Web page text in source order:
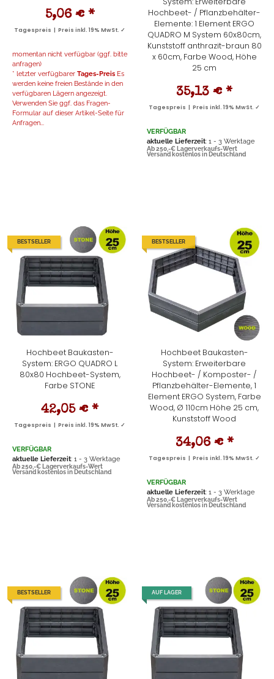
5,06 € *
Tagespreis | Preis inkl. 19% MwSt. ✓
momentan nicht verfügbar (ggf. bitte
anfragen)
* letzter verfügbarer Tages-Preis Es
werden keine freien Bestände in den
verfügbaren Lägern angezeigt.
Verwenden Sie ggf. das Fragen-
Formular auf dieser Artikel-Seite für
Anfragen...
Hochbeet- / Pflanzbehälter-
Elemente: 1 Element ERGO
QUADRO M System 60x80cm,
Kunststoff anthrazit-braun 80
x 60cm, Farbe Wood, Höhe
25 cm
35,13 € *
Tagespreis | Preis inkl. 19% MwSt. ✓
VERFÜGBAR
aktuelle Lieferzeit: 1 - 3 Werktage
Ab 250,-€ Lagerverkaufs-Wert
Versand kostenlos in Deutschland
BESTSELLER
Hochbeet Baukasten-
System: ERGO QUADRO L
80x80 Hochbeet-System,
Farbe STONE
42,05 € *
Tagespreis | Preis inkl. 19% MwSt. ✓
VERFÜGBAR
aktuelle Lieferzeit: 1 - 3 Werktage
Ab 250,-€ Lagerverkaufs-Wert
Versand kostenlos in Deutschland
BESTSELLER
Hochbeet Baukasten-
System: Erweiterbare
Hochbeet- / Komposter- /
Pflanzbehälter-Elemente, 1
Element ERGO System, Farbe
Wood, Ø 110cm Höhe 25 cm,
Kunststoff Wood
34,06 € *
Tagespreis | Preis inkl. 19% MwSt. ✓
VERFÜGBAR
aktuelle Lieferzeit: 1 - 3 Werktage
Ab 250,-€ Lagerverkaufs-Wert
Versand kostenlos in Deutschland
BESTSELLER AUF LAGER